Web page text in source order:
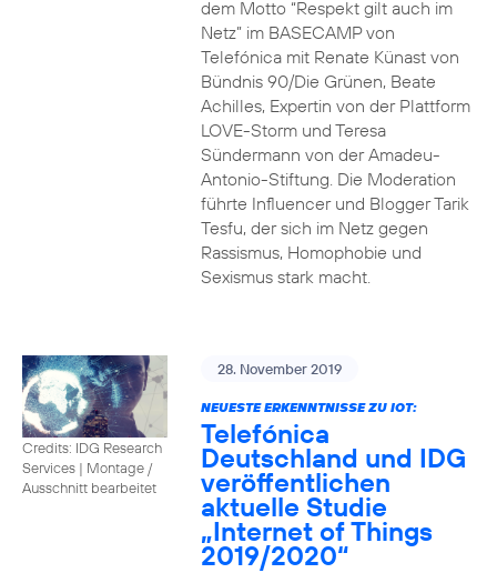
dem Motto “Respekt gilt auch im
Netz” im BASECAMP von
Telefónica mit Renate Künast von
Bündnis 90/Die Grünen, Beate
Achilles, Expertin von der Plattform
LOVE-Storm und Teresa
Sündermann von der Amadeu-
Antonio-Stiftung. Die Moderation
führte Influencer und Blogger Tarik
Tesfu, der sich im Netz gegen
Rassismus, Homophobie und
Sexismus stark macht.
Credits: IDG Research
Services | Montage /
Ausschnitt bearbeitet
28. November 2019
NEUESTE ERKENNTNISSE ZU IOT:
Telefónica
Deutschland und IDG
veröffentlichen
aktuelle Studie
„Internet of Things
2019/2020“